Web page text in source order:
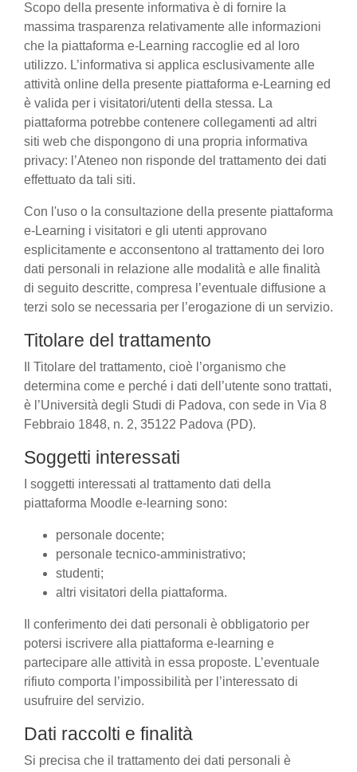
Scopo della presente informativa è di fornire la
massima trasparenza relativamente alle informazioni
che la piattaforma e-Learning raccoglie ed al loro
utilizzo. L’informativa si applica esclusivamente alle
attività online della presente piattaforma e-Learning ed
è valida per i visitatori/utenti della stessa. La
piattaforma potrebbe contenere collegamenti ad altri
siti web che dispongono di una propria informativa
privacy: l’Ateneo non risponde del trattamento dei dati
effettuato da tali siti.
Con l'uso o la consultazione della presente piattaforma
e-Learning i visitatori e gli utenti approvano
esplicitamente e acconsentono al trattamento dei loro
dati personali in relazione alle modalità e alle finalità
di seguito descritte, compresa l’eventuale diffusione a
terzi solo se necessaria per l’erogazione di un servizio.
Titolare del trattamento
Il Titolare del trattamento, cioè l’organismo che
determina come e perché i dati dell’utente sono trattati,
è l’Università degli Studi di Padova, con sede in Via 8
Febbraio 1848, n. 2, 35122 Padova (PD).
Soggetti interessati
I soggetti interessati al trattamento dati della
piattaforma Moodle e-learning sono:
personale docente;
personale tecnico-amministrativo;
studenti;
altri visitatori della piattaforma.
Il conferimento dei dati personali è obbligatorio per
potersi iscrivere alla piattaforma e-learning e
partecipare alle attività in essa proposte. L’eventuale
rifiuto comporta l’impossibilità per l’interessato di
usufruire del servizio.
Dati raccolti e finalità
Si precisa che il trattamento dei dati personali è